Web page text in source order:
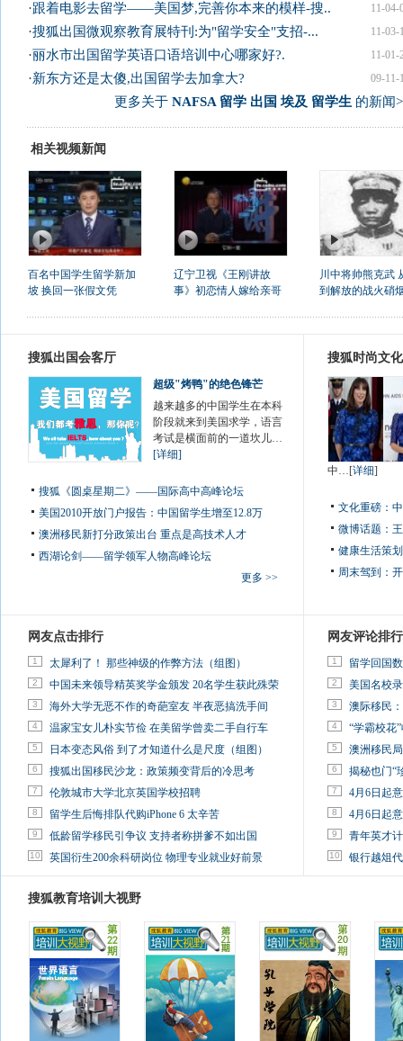
11-04-
·跟着电影去留学——美国梦,完善你本来的模样-搜..
11-03-
·搜狐出国微观察教育展特刊:为"留学安全"支招-...
11-01-
·丽水市出国留学英语口语培训中心哪家好?.
09-11-
·新东方还是太傻,出国留学去加拿大?
更多关于 NAFSA 留学 出国 埃及 留学生 的新闻
相关视频新闻
百名中国学生留学新加
坡 换回一张假文凭
辽宁卫视《王刚讲故
事》初恋情人嫁给亲哥
川中将帅熊克武
到解放的战火硝
搜狐出国会客厅
超级"烤鸭"的绝色锋芒
越来越多的中国学生在本科
阶段就来到美国求学，语言
考试是横面前的一道坎儿…
[详细]
搜狐《圆桌星期二》——国际高中高峰论坛
美国2010开放门户报告：中国留学生增至12.8万
澳洲移民新打分政策出台 重点是高技术人才
西湖论剑——留学领军人物高峰论坛
更多 >>
搜狐时尚文
中…[详细]
文化重磅：
微博话题：
健康生活策
周末驾到：
网友点击排行
1 太犀利了！ 那些神级的作弊方法（组图）
2 中国未来领导精英奖学金颁发 20名学生获此殊荣
3 海外大学无恶不作的奇葩室友 半夜恶搞洗手间
4 温家宝女儿朴实节俭 在美留学曾卖二手自行车
5 日本变态风俗 到了才知道什么是尺度（组图）
6 搜狐出国移民沙龙：政策频变背后的冷思考
7 伦敦城市大学北京英国学校招聘
8 留学生后悔排队代购iPhone 6 太辛苦
9 低龄留学移民引争议 支持者称拼爹不如出国
10 英国衍生200余科研岗位 物理专业就业好前景
网友评论排行
1 留学回国
2 美国名校
3 澳际移民
4 “学霸校花
5 澳洲移民
6 揭秘也门“
7 4月6日起
8 4月6日起
9 青年英才
10 银行越俎
搜狐教育培训大视野